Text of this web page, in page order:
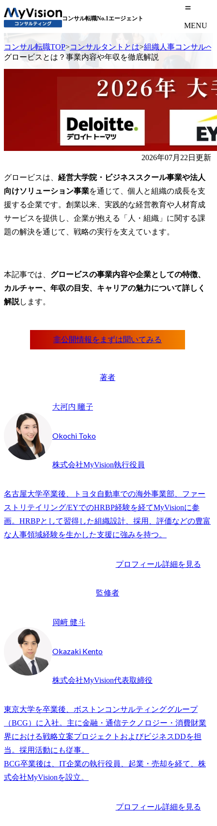
コンサル転職No.1エージェント
MENU
コンサル転職TOP>コンサルタントとは>組織人事コンサルへ
グロービスとは？事業内容や年収を徹底解説
2026年07月22日更新
グロービスは、 経営大学院・ビジネススクール事業や法人
向けソリューション事業を通じて、個人と組織の成長を支
援する企業です。創業以来、実践的な経営教育や人材育成
サービスを提供し、企業が抱える「人・組織」に関する課
題の解決を通じて、戦略の実行を支えています。
本記事では、 グロービスの事業内容や企業としての特徴、
カルチャー、年収の目安、キャリアの魅力について詳しく
解説します。
著者
大河内 瞳子
Okochi Toko
株式会社MyVision執行役員
名古屋大学卒業後、トヨタ自動車での海外事業部、ファー
ストリテイリング/EYでのHRBP経験を経てMyVisionに参
画。HRBPとして習得した組織設計、採用、評価などの豊富
な人事領域経験を生かした支援に強みを持つ。
プロフィール詳細を見る
監修者
岡﨑 健斗
Okazaki Kento
株式会社MyVision代表取締役
東京大学を卒業後、ボストンコンサルティンググループ
（BCG）に入社。主に金融・通信テクノロジー・消費財業
界における戦略立案プロジェクトおよびビジネスDDを担
当。採用活動にも従事。
BCG卒業後は、IT企業の執行役員、起業・売却を経て、株
プロフィール詳細を見る